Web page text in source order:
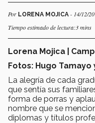
Por LORENA MOJICA - 14/12/
Tiempo estimado de lectura:3 mins
Lorena Mojica |
Fotos: Hugo Tamayo
La alegría de cada
que sentía sus
forma de porras y
nombre que se
diplomas y títulos